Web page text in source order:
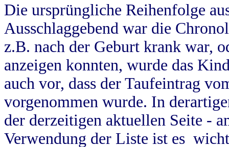
Die ursprüngliche Reihenfolge
Ausschlaggebend war die
z.B. nach der Geburt krank war,
anzeigen konnten, wurde das
auch vor, dass der Taufeintrag
vorgenommen wurde. In
der derzeitigen aktuellen Seite -
Verwendung der Liste ist es